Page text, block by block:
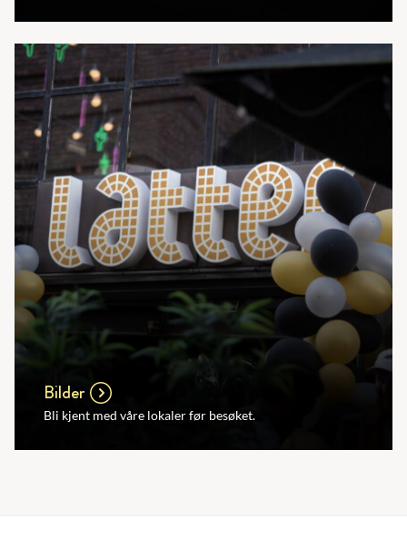
Bilder
Bli kjent med våre lokaler før besøket.